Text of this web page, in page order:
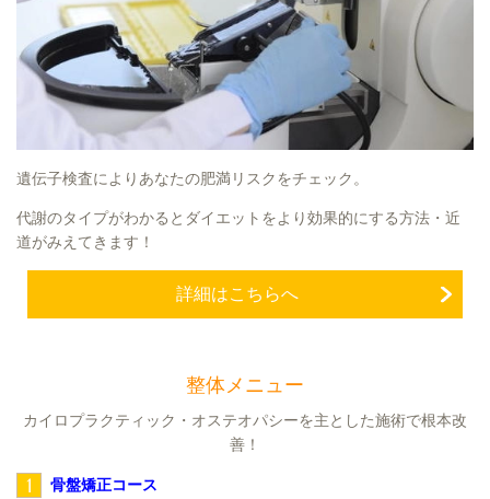
遺伝子検査によりあなたの肥満リスクをチェック。
代謝のタイプがわかるとダイエットをより効果的にする方法・近
道がみえてきます！
詳細はこちらへ
整体メニュー
カイロプラクティック・オステオパシーを主とした施術で根本改
善！
1 骨盤矯正コース